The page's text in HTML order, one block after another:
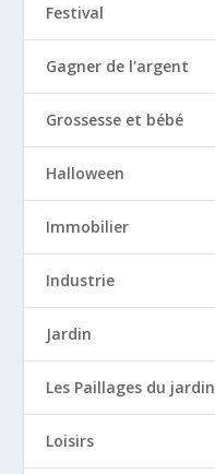
Festival
Gagner de l'argent
Grossesse et bébé
Halloween
Immobilier
Industrie
Jardin
Les Paillages du jardin
Loisirs